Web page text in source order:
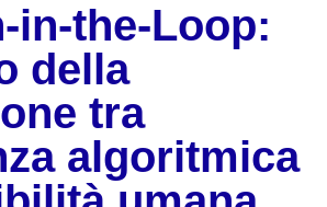
in-the-Loop:
della
tra
algoritmica